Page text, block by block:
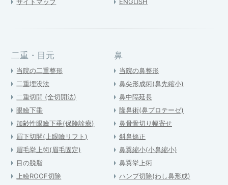
二重・目元
当院の二重整形
二重埋没法
二重切開 (全切開法)
眼瞼下垂
加齢性眼瞼下垂(保険診療)
眉下切開(上眼瞼リフト)
眉毛挙上術(眉毛固定)
目の脱脂
上瞼ROOF切除
鼻
当院の鼻整形
鼻尖形成術(鼻先縮小)
鼻中隔延長
隆鼻術(鼻プロテーゼ)
鼻骨骨切り幅寄せ
斜鼻矯正
鼻翼縮小(小鼻縮小)
鼻翼挙上術
ハンプ切除(わし鼻形成)